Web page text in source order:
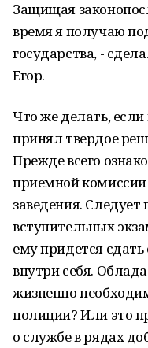
Защищая
время я получаю
государства, -
Егор.
Что же делать,
принял твердое
Прежде всего
приемной комиссии
заведения.
вступительных
ему придется сдать
внутри себя.
жизненно
полиции? Или это
о службе в рядах